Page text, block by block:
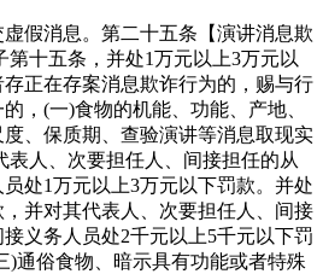
消息。第二十五条【演讲消息欺
十五条，并处1万元以上3万元以
正在存案消息欺诈行为的，赐与行
，(一)食物的机能、功能、产地、
、保质期、查验演讲等消息取现实
表人、次要担任人、间接担任的从
处1万元以上3万元以下罚款。并处
并对其代表人、次要担任人、间接
义务人员处2千元以上5千元以下罚
)通俗食物、暗示具有功能或者特殊